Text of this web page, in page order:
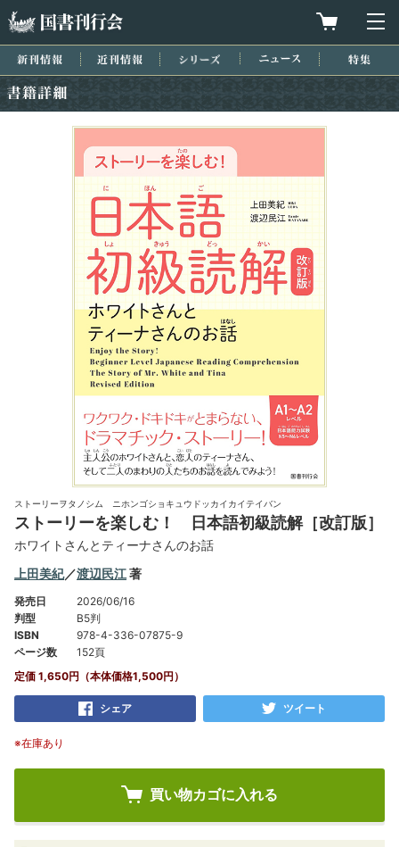
買物カゴを
新刊情報 近刊情報 シリーズ ニュース
ストーリーヲタノシム ニホンゴショキュウドッカイカイテイバン
ストーリーを楽しむ！ 日本語初級読解［改訂版］
ホワイトさんとティーナさんのお話
上田美紀／渡辺民江著
発売日
2026/06/16
判型
B5判
ISBN
978-4-336-07875-9
ページ数
152頁
定価 1,650円（本体価格1,500円）
シェア ツイート
※在庫あり